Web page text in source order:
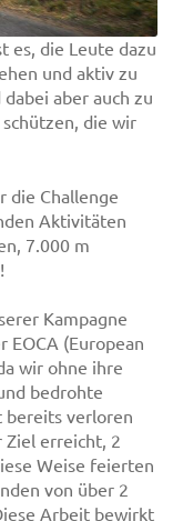
es, die Leute dazu
und aktiv zu
aber auch zu
die wir
die Challenge
Aktivitäten
7.000 m
Kampagne
(European
wir ohne ihre
bedrohte
bereits verloren
Ziel erreicht, 2
Weise feierten
von über 2
Arbeit bewirkt